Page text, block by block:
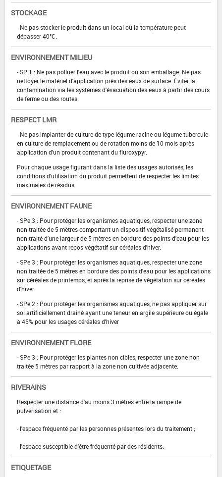
STOCKAGE
- Ne pas stocker le produit dans un local où la température peut
dépasser 40°C.
ENVIRONNEMENT MILIEU
- SP 1 : Ne pas polluer l'eau avec le produit ou son emballage. Ne pas
nettoyer le matériel d'application près des eaux de surface. Éviter la
contamination via les systèmes d'évacuation des eaux à partir des cours
de ferme ou des routes.
RESPECT LMR
- Ne pas implanter de culture de type légume-racine ou légume-tubercule
en culture de remplacement ou de rotation moins de 10 mois après
application d'un produit contenant du fluroxypyr.
Pour chaque usage figurant dans la liste des usages autorisés, les
conditions d'utilisation du produit permettent de respecter les limites
maximales de résidus.
ENVIRONNEMENT FAUNE
- SPe 3 : Pour protéger les organismes aquatiques, respecter une zone
non traitée de 5 mètres comportant un dispositif végétalisé permanent
non traité d'une largeur de 5 mètres en bordure des points d'eau pour les
applications avant repos végétatif sur céréales d'hiver.
- SPe 3 : Pour protéger les organismes aquatiques, respecter une zone
non traitée de 5 mètres en bordure des points d'eau pour les applications
sur céréales de printemps, et après la reprise de végétation sur céréales
d'hiver
- SPe 2 : Pour protéger les organismes aquatiques, ne pas appliquer sur
sol artificiellement drainé ayant une teneur en argile supérieure ou égale
à 45% pour les usages céréales d'hiver
ENVIRONNEMENT FLORE
- SPe 3 : Pour protéger les plantes non cibles, respecter une zone non
traitée 5 mètres par rapport à la zone non cultivée adjacente.
RIVERAINS
Respecter une distance d'au moins 3 mètres entre la rampe de
pulvérisation et :
- l'espace fréquenté par les personnes présentes lors du traitement ;
- l'espace susceptible d'être fréquenté par des résidents.
ETIQUETAGE